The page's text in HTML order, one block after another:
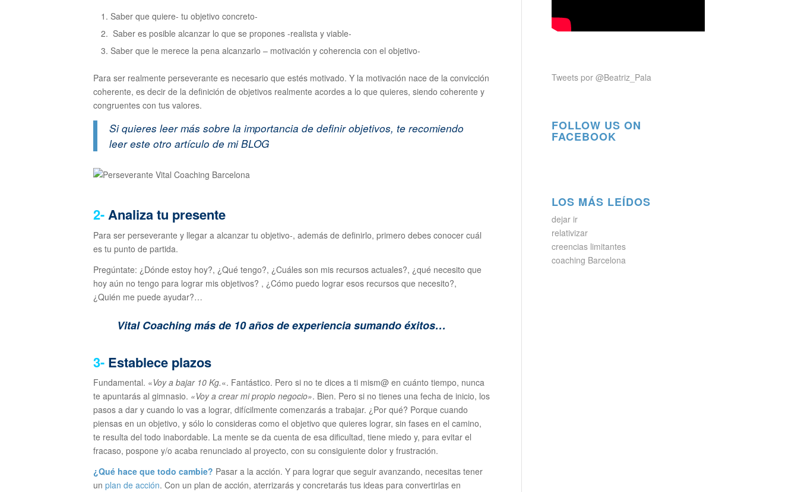
Saber que quiere- tu objetivo concreto-
Saber es posible alcanzar lo que se propones -realista y viable-
Saber que le merece la pena alcanzarlo – motivación y coherencia con el objetivo-
Para ser realmente perseverante es necesario que estés motivado. Y la motivación nace de la convicción
coherente, es decir de la definición de objetivos realmente acordes a lo que quieres, siendo coherente y
congruentes con tus valores.
Si quieres leer más sobre la importancia de definir objetivos, te recomiendo
leer este otro artículo de mi BLOG
2-Analiza tu presente
Para ser perseverante y llegar a alcanzar tu objetivo-, además de definirlo, primero debes conocer cuál
es tu punto de partida.
Pregúntate: ¿Dónde estoy hoy?, ¿Qué tengo?, ¿Cuáles son mis recursos actuales?, ¿qué necesito que
hoy aún no tengo para lograr mis objetivos? , ¿Cómo puedo lograr esos recursos que necesito?,
¿Quién me puede ayudar?…
Vital Coaching más de 10 años de experiencia sumando éxitos…
3- Establece plazos
Fundamental. «Voy a bajar 10 Kg.«. Fantástico. Pero si no te dices a ti mism@ en cuánto tiempo, nunca
te apuntarás al gimnasio. «Voy a crear mi propio negocio». Bien. Pero si no tienes una fecha de inicio, los
pasos a dar y cuando lo vas a lograr, difícilmente comenzarás a trabajar. ¿Por qué? Porque cuando
piensas en un objetivo, y sólo lo consideras como el objetivo que quieres lograr, sin fases en el camino,
te resulta del todo inabordable. La mente se da cuenta de esa dificultad, tiene miedo y, para evitar el
fracaso, pospone y/o acaba renunciado al proyecto, con su consiguiente dolor y frustración.
¿Qué hace que todo cambie? Pasar a la acción. Y para lograr que seguir avanzando, necesitas tener
un plan de acción. Con un plan de acción, aterrizarás y concretarás tus ideas para convertirlas en
Tweets por @Beatriz_Pala
FOLLOW US ON
FACEBOOK
LOS MÁS LEÍDOS
dejar ir
relativizar
creencias limitantes
coaching Barcelona